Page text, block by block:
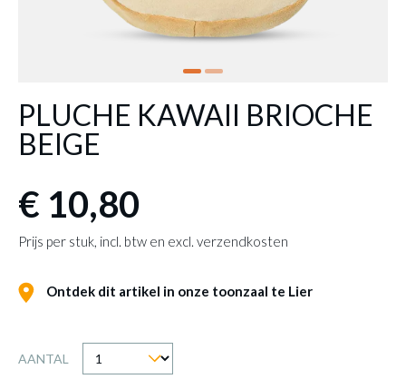
PLUCHE KAWAII BRIOCHE
BEIGE
€ 10,80
Prijs per stuk, incl. btw en excl. verzendkosten
Ontdek dit artikel in onze toonzaal te Lier
AANTAL